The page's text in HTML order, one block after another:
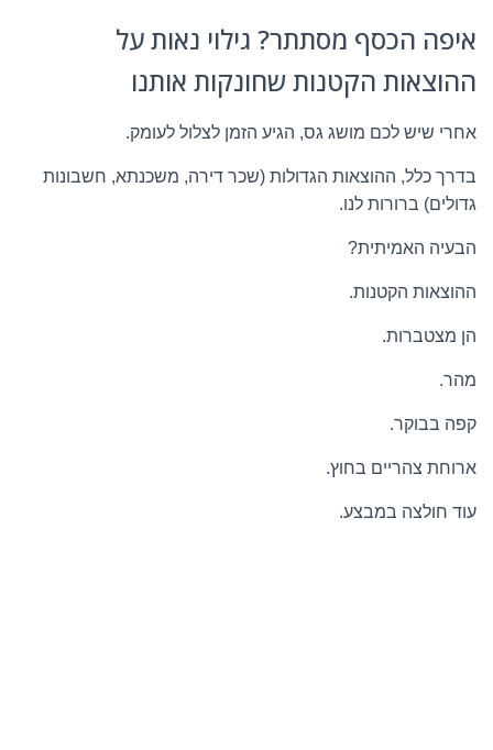
איפה הכסף מסתתר? גילוי נאות על
ההוצאות הקטנות שחונקות אותנו
אחרי שיש לכם מושג גס, הגיע הזמן לצלול לעומק.
בדרך כלל, ההוצאות הגדולות (שכר דירה, משכנתא, חשבונות
גדולים) ברורות לנו.
הבעיה האמיתית?
ההוצאות הקטנות.
הן מצטברות.
מהר.
קפה בבוקר.
ארוחת צהריים בחוץ.
עוד חולצה במבצע.